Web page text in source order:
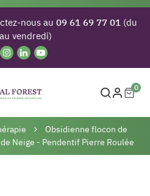
nous au 09 61 69 77 01(du
vendredi)
0
Obsidienne flocon de
Neige - Pendentif Pierre Roulée